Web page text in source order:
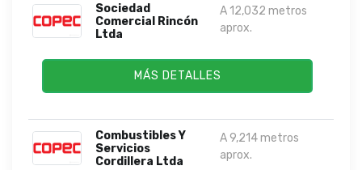
Sociedad
Comercial Rincón
Ltda
A 12,032 metros
aprox.
MÁS DETALLES
Combustibles Y
Servicios
Cordillera Ltda
A 9,214 metros
aprox.